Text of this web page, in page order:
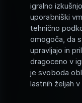
igralno
uporabniški
tehnično
omogoča, da
upravljajo in
dragoceno v
je svoboda
lastnih željah